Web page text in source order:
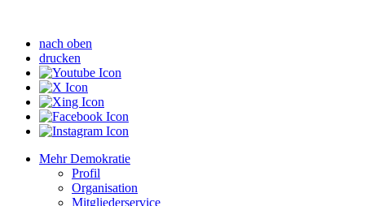
nach oben
drucken
Mehr Demokratie
Profil
Organisation
Mitgliederservice